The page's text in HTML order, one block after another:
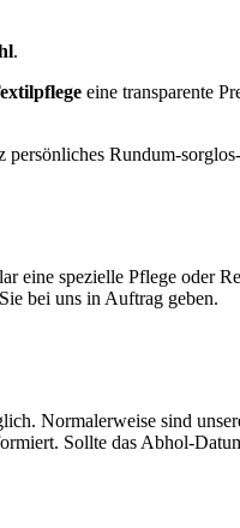
.
eine transparente
persönliches Rundum-
eine spezielle Pflege oder
bei uns in Auftrag geben.
Normalerweise sind
Sollte das Abhol-